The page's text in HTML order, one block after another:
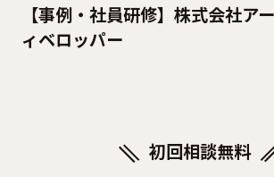
【事例・社員研修】株式会社ア
ィベロッパー
初回相談無料